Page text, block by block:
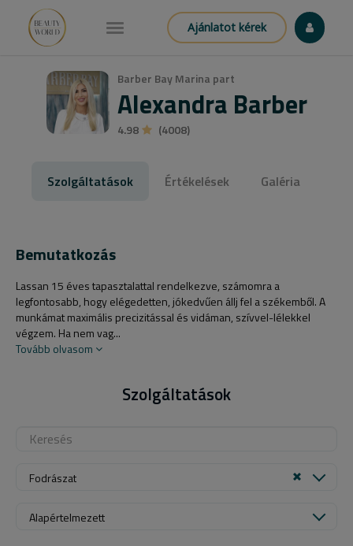
Ajánlatot kérek
Barber Bay Marina part
Alexandra Barber
4.98 (4008)
Szolgáltatások Értékelések Galéria
Bemutatkozás
Lassan 15 éves tapasztalattal rendelkezve, számomra a
legfontosabb, hogy elégedetten, jókedvűen állj fel a székemből. A
munkámat maximális precizitással és vidáman, szívvel-lélekkel
végzem. Ha nem vag...
Tovább olvasom
Szolgáltatások
Fodrászat
Alapértelmezett